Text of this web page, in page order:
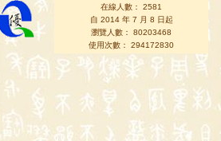
在線人數： 2581
自 2014 年 7 月 8 日起
瀏覽人數： 80203468
使用次數： 294172830